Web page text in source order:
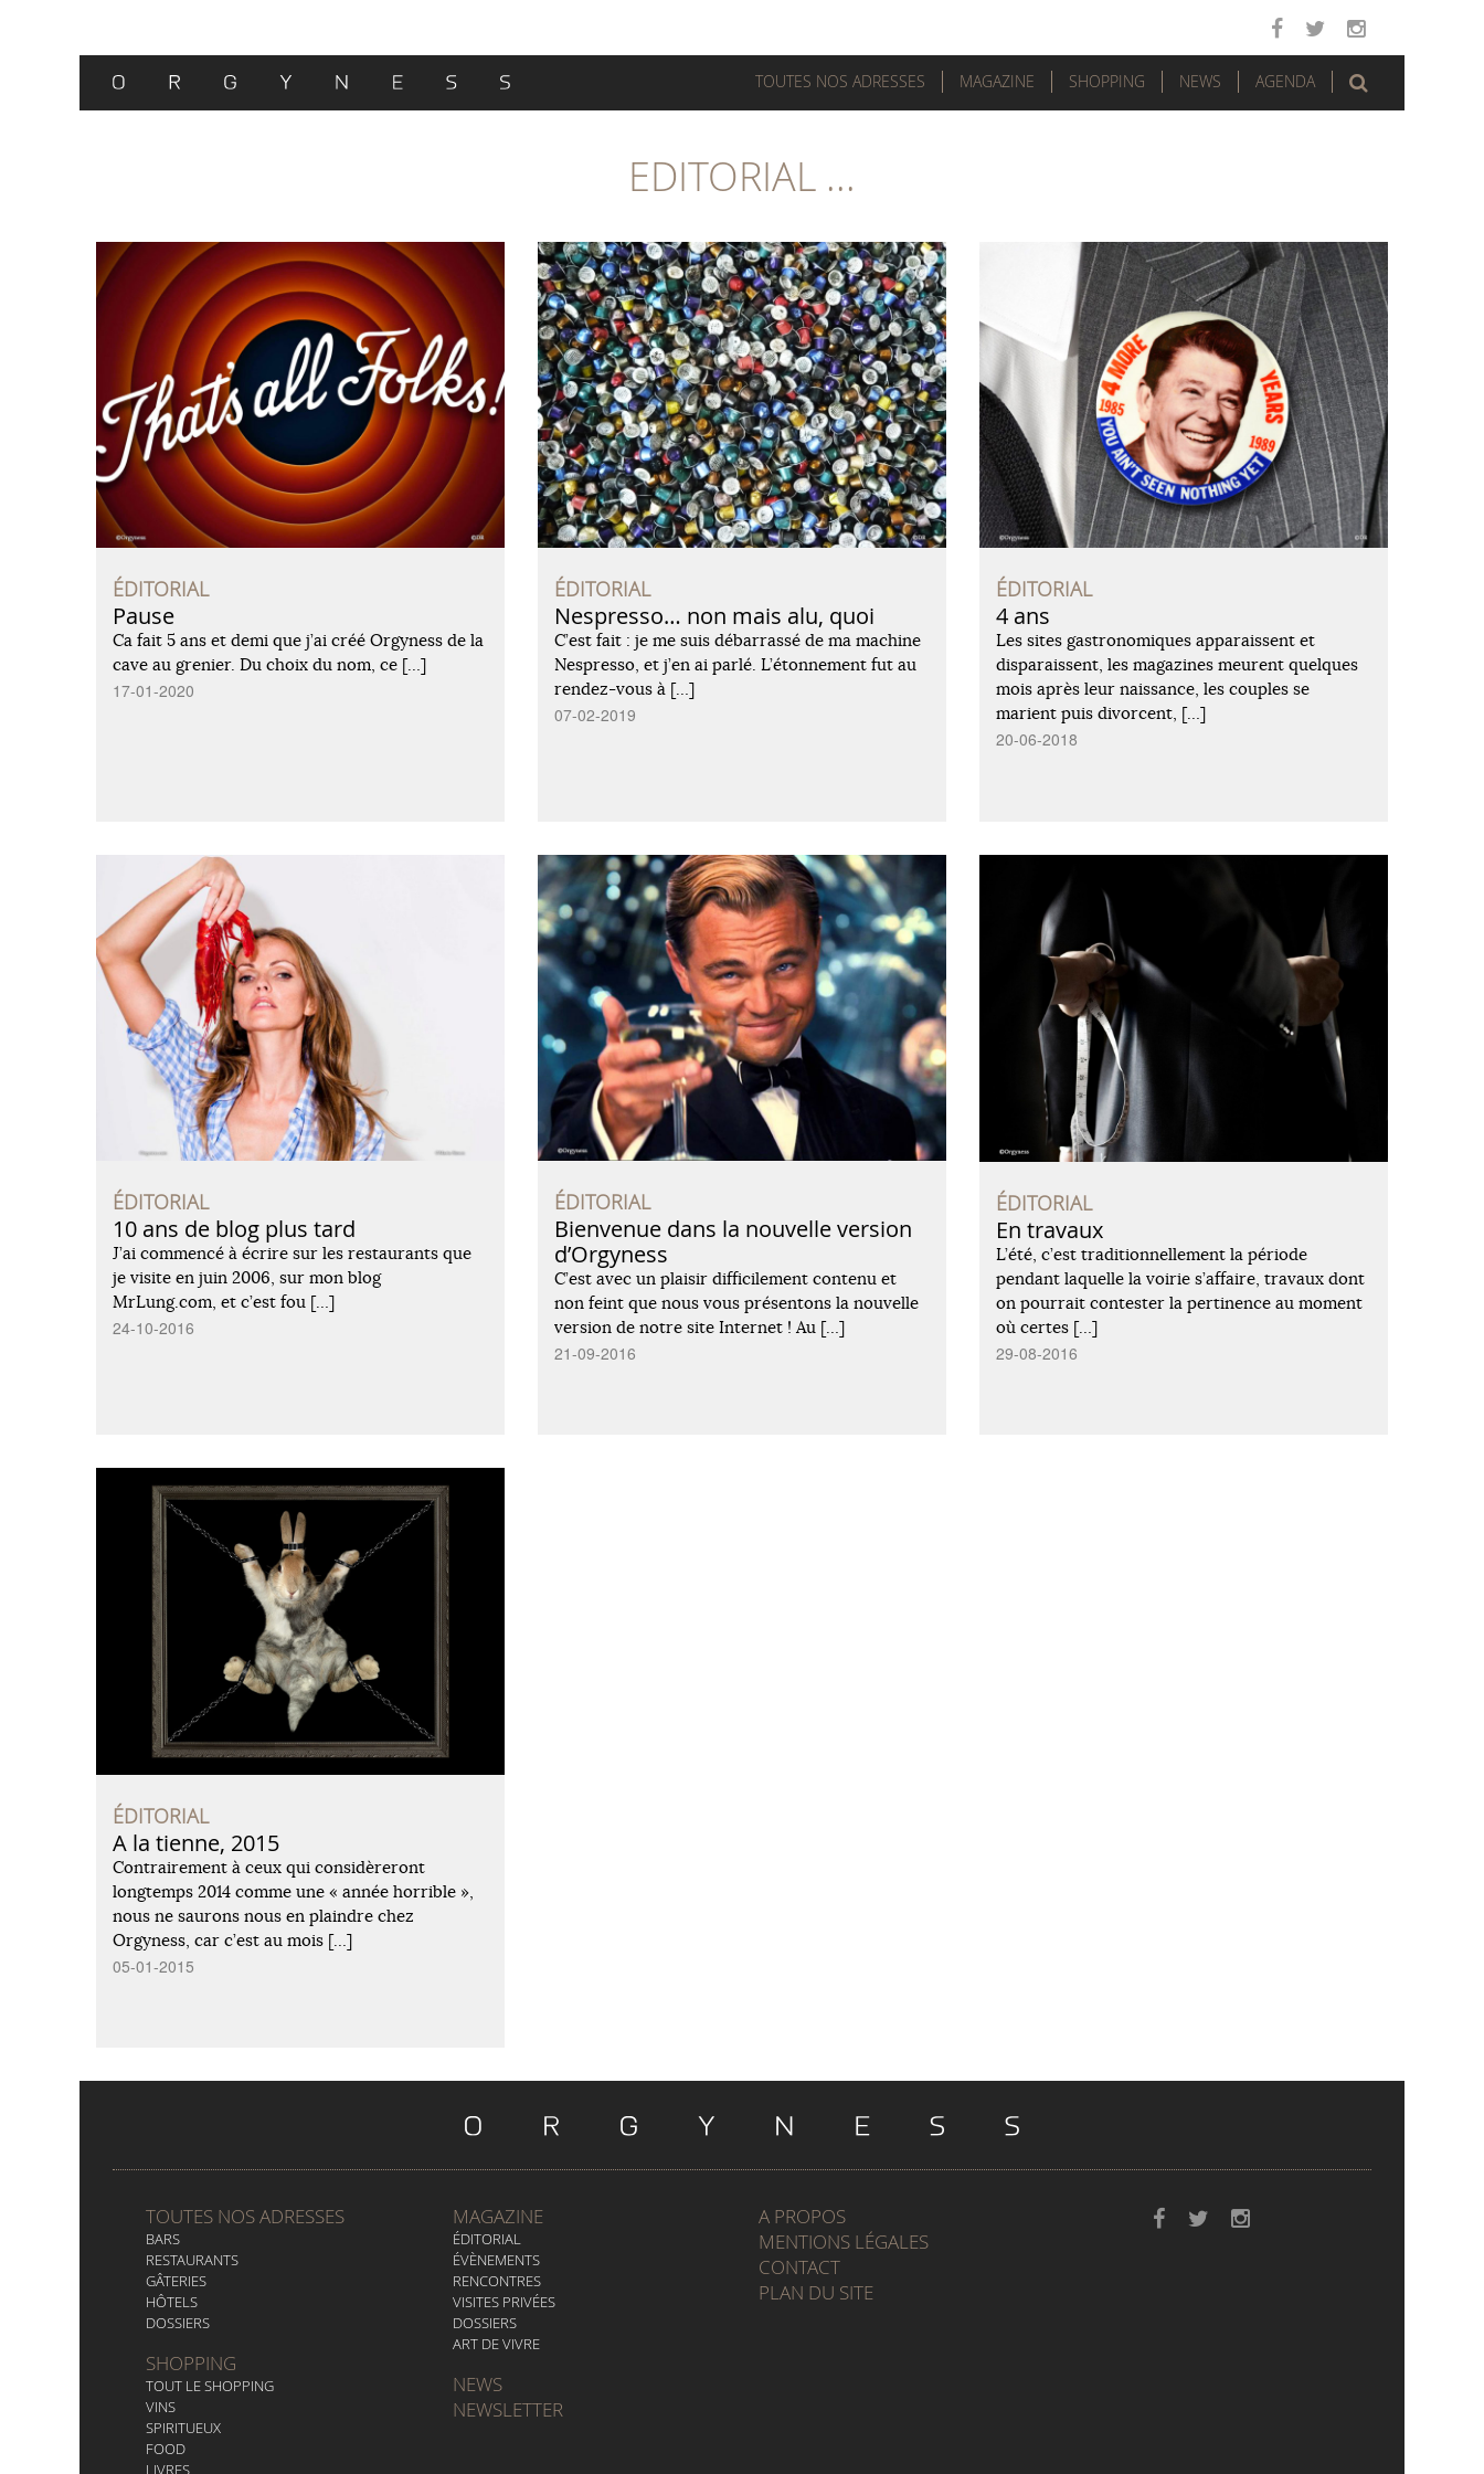
TOUTES NOS ADRESSES MAGAZINE SHOPPING NEWS AGENDA
EDITORIAL ...
ÉDITORIAL
Pause
Ca fait 5 ans et demi que j’ai créé Orgyness de la
cave au grenier. Du choix du nom, ce […]
17-01-2020
ÉDITORIAL
Nespresso… non mais alu, quoi
C’est fait : je me suis débarrassé de ma machine
Nespresso, et j’en ai parlé. L’étonnement fut au
rendez-vous à […]
07-02-2019
ÉDITORIAL
4 ans
Les sites gastronomiques apparaissent et
disparaissent, les magazines meurent quelques
mois après leur naissance, les couples se
marient puis divorcent, […]
20-06-2018
ÉDITORIAL
10 ans de blog plus tard
J’ai commencé à écrire sur les restaurants que
je visite en juin 2006, sur mon blog
MrLung.com, et c’est fou […]
24-10-2016
ÉDITORIAL
Bienvenue dans la nouvelle version
d’Orgyness
C’est avec un plaisir difficilement contenu et
non feint que nous vous présentons la nouvelle
version de notre site Internet ! Au […]
21-09-2016
ÉDITORIAL
En travaux
L’été, c’est traditionnellement la période
pendant laquelle la voirie s’affaire, travaux dont
on pourrait contester la pertinence au moment
où certes […]
29-08-2016
ÉDITORIAL
A la tienne, 2015
Contrairement à ceux qui considèreront
longtemps 2014 comme une « année horrible »,
nous ne saurons nous en plaindre chez
Orgyness, car c’est au mois […]
05-01-2015
TOUTES NOS ADRESSES
BARS
RESTAURANTS
GÂTERIES
HÔTELS
DOSSIERS
SHOPPING
TOUT LE SHOPPING
VINS
SPIRITUEUX
FOOD
MAGAZINE
ÉDITORIAL
ÉVÈNEMENTS
RENCONTRES
VISITES PRIVÉES
DOSSIERS
ART DE VIVRE
NEWS
NEWSLETTER
A PROPOS
MENTIONS LÉGALES
CONTACT
PLAN DU SITE